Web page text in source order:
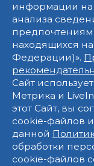
информации на
анализа
предпочтениям
находящихся
Федерации)».
Сайт
Метрика и
этот Сайт, вы
cookie-файлов и
данной
обработки
cookie-файлов